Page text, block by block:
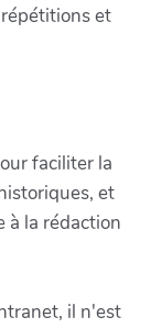
et
faciliter la
et
à la rédaction
il n'est